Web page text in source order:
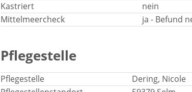
Kastriert
nein
Mittelmeercheck
ja - Befund
Pflegestelle
Pflegestelle
Dering, Nicole